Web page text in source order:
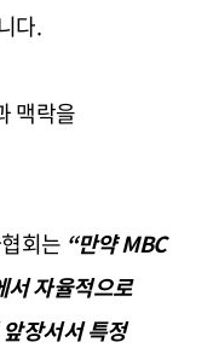
다.
맥락을
회는 “만약MBC
서 자율적으로
장서서 특정